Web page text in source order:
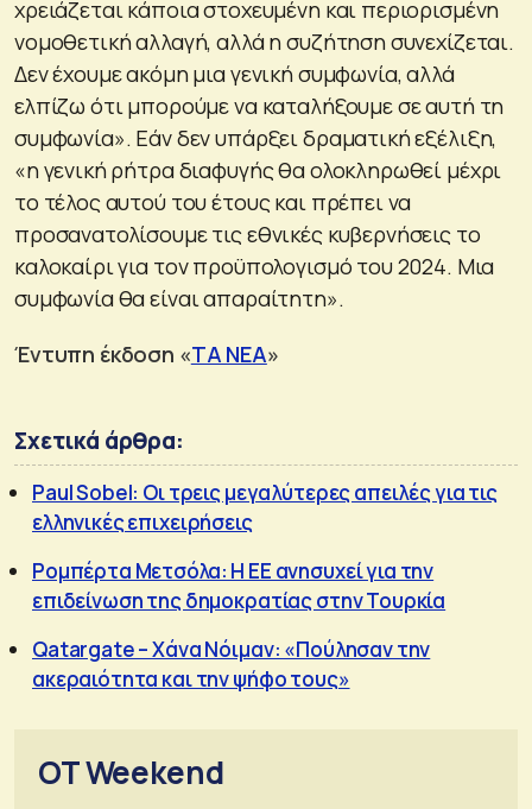
χρειάζεται κάποια στοχευμένη και περιορισμένη
νομοθετική αλλαγή, αλλά η συζήτηση συνεχίζεται.
Δεν έχουμε ακόμη μια γενική συμφωνία, αλλά
ελπίζω ότι μπορούμε να καταλήξουμε σε αυτή τη
συμφωνία». Εάν δεν υπάρξει δραματική εξέλιξη,
«η γενική ρήτρα διαφυγής θα ολοκληρωθεί μέχρι
το τέλος αυτού του έτους και πρέπει να
προσανατολίσουμε τις εθνικές κυβερνήσεις το
καλοκαίρι για τον προϋπολογισμό του 2024. Μια
συμφωνία θα είναι απαραίτητη».
Έντυπη έκδοση «ΤΑ ΝΕΑ»
Σχετικά άρθρα:
Paul Sobel: Οι τρεις μεγαλύτερες απειλές για τις
ελληνικές επιχειρήσεις
Ρομπέρτα Μετσόλα: Η ΕΕ ανησυχεί για την
επιδείνωση της δημοκρατίας στην Τουρκία
Qatargate – Χάνα Νόιμαν: «Πούλησαν την
ακεραιότητα και την ψήφο τους»
OT Weekend